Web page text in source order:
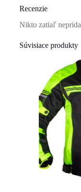
Recenzie
Nikto zatiaľ
Súvisiace produkty